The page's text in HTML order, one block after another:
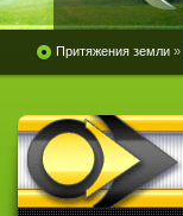
Притяжения земли »